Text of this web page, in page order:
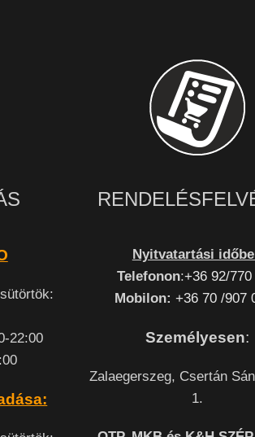
22:00
Nyitvatartási
Telefonon:+36 92/770
Mobilon: +36 70 /907
Személyesen:
Zalaegerszeg, Csertán
1.